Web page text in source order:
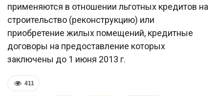
применяются в отношении льготных кредитов на
строительство (реконструкцию) или
приобретение жилых помещений, кредитные
договоры на предоставление которых
заключены до 1 июня 2013 г.
411